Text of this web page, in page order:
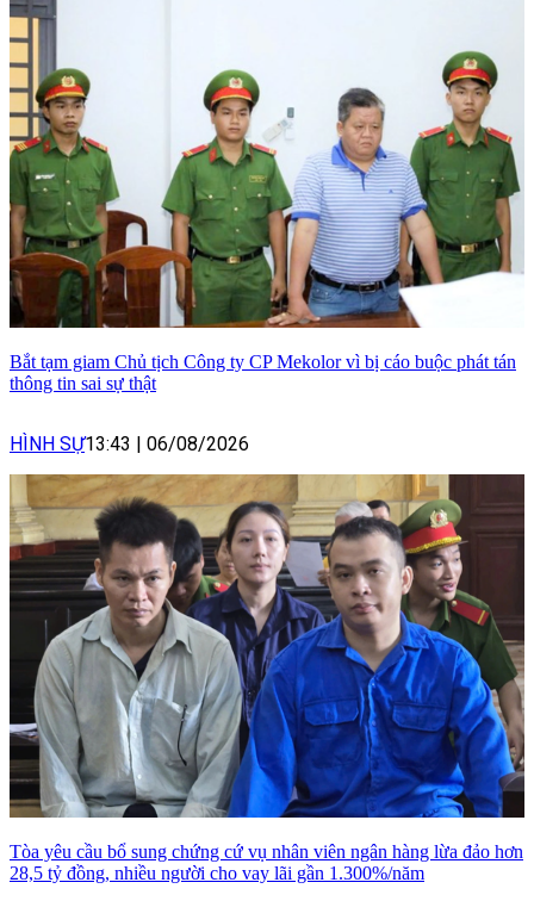
Bắt tạm giam Chủ tịch Công ty CP Mekolor vì bị cáo buộc phát tán
thông tin sai sự thật
HÌNH SỰ13:43 06/08/2026
Tòa yêu cầu bổ sung chứng cứ vụ nhân viên ngân hàng lừa đảo hơn
28,5 tỷ đồng, nhiều người cho vay lãi gần 1.300%/năm